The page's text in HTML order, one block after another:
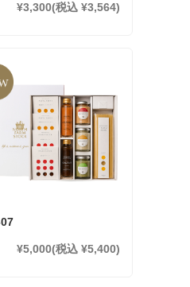
¥3,300(税込 ¥3,564)
¥5,000(税込 ¥5,400)